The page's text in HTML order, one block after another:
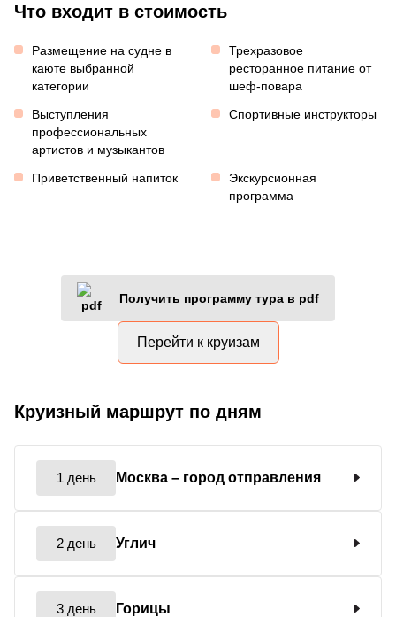
Что входит в стоимость
Размещение на судне в
каюте выбранной
категории
Трехразовое
ресторанное питание от
шеф-повара
Выступления
профессиональных
артистов и музыкантов
Спортивные инструкторы
Приветственный напиток
Экскурсионная
программа
Получить программу тура в pdf
Перейти к круизам
Круизный маршрут по дням
1 день Москва – город отправления
2 день Углич
3 день Горицы